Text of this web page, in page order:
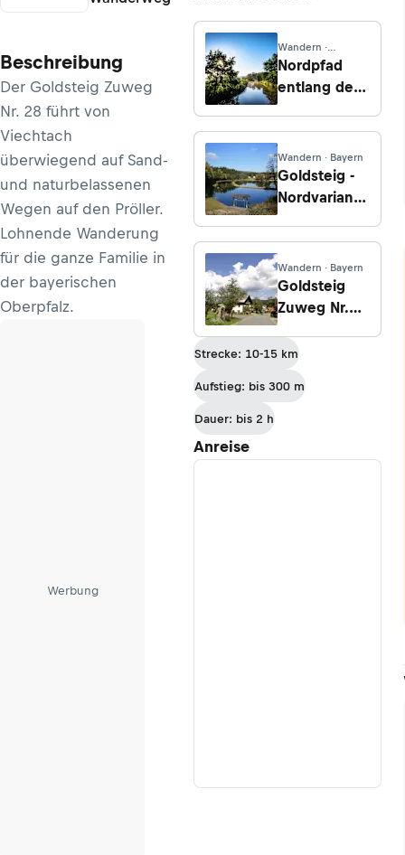
Beschreibung
Der Goldsteig Zuweg
Nr. 28 führt von
Viechtach
überwiegend auf Sand-
und naturbelassenen
Wegen auf den Pröller.
Lohnende Wanderung
für die ganze Familie in
der bayerischen
Oberpfalz.
Werbung
Wandern ·
Niedersachsen
Nordpfad
entlang der
Wandern · Bayern
Goldsteig -
Nordvariante
Von Mauth
nach
Philippsreut
Wandern · Bayern
Goldsteig
Zuweg Nr.
Herzogsreut
nach
Leopoldsreut
Strecke: 10-15 km
Aufstieg: bis 300 m
Dauer: bis 2 h
Anreise